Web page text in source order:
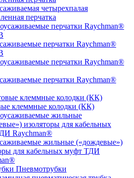
четырехпалая
перчатка
перчатки Raychman®
перчатки Raychman®
клеммные колодки (КК)
жильные («дождевые»)
для кабельных муфт ТДИ
Пневмотрубки